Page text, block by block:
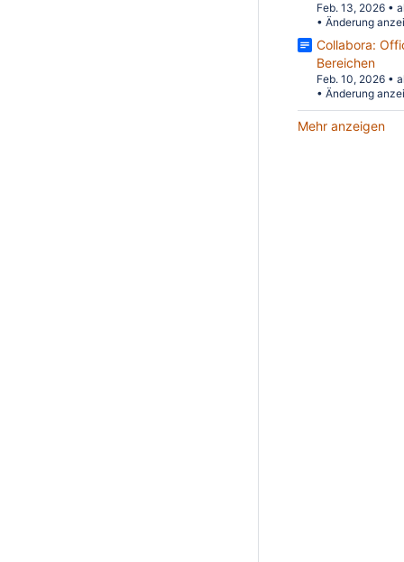
Feb. 13, 2026 •
• Änderung
Collabora:
Bereichen
Feb. 10, 2026 •
• Änderung
Mehr anzeigen